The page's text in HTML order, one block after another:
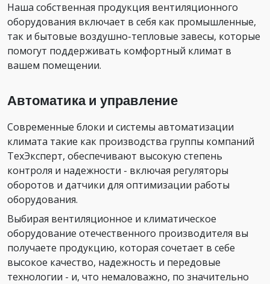
Наша собственная продукция вентиляционного
оборудования включает в себя как промышленные,
так и бытовые воздушно-тепловые завесы, которые
помогут поддерживать комфортный климат в
вашем помещении.
Автоматика и управление
Современные блоки и системы автоматизации
климата такие как производства группы компаний
ТехЭксперт, обеспечивают высокую степень
контроля и надежности - включая регуляторы
оборотов и датчики для оптимизации работы
оборудования.
Выбирая вентиляционное и климатическое
оборудование отечественного производителя вы
получаете продукцию, которая сочетает в себе
высокое качество, надежность и передовые
технологии - и, что немаловажно, по значительно